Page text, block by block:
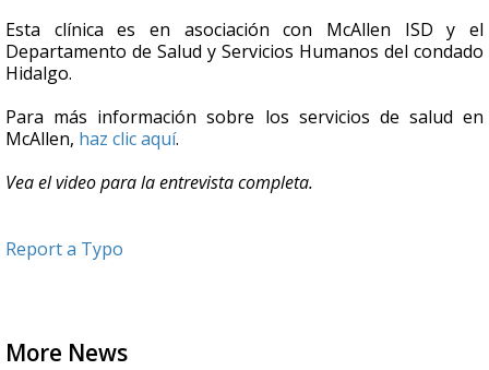
Esta clínica es en asociación con McAllen ISD y el
Departamento de Salud y Servicios Humanos del condado
Hidalgo.
Para más información sobre los servicios de salud en
McAllen, haz clic aquí.
Vea el video para la entrevista completa.
Report a Typo
More News